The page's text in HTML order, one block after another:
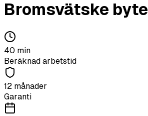
Bromsvätske byte
40 min
Beräknad arbetstid
12 månader
Garanti